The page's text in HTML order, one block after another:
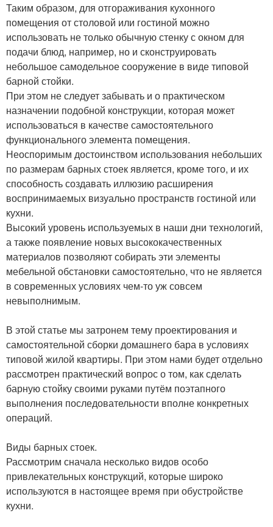
Таким образом, для отгораживания кухонного
помещения от столовой или гостиной можно
использовать не только обычную стенку с окном для
подачи блюд, например, но и сконструировать
небольшое самодельное сооружение в виде типовой
барной стойки.
При этом не следует забывать и о практическом
назначении подобной конструкции, которая может
использоваться в качестве самостоятельного
функционального элемента помещения.
Неоспоримым достоинством использования небольших
по размерам барных стоек является, кроме того, и их
способность создавать иллюзию расширения
воспринимаемых визуально пространств гостиной или
кухни.
Высокий уровень используемых в наши дни технологий,
а также появление новых высококачественных
материалов позволяют собирать эти элементы
мебельной обстановки самостоятельно, что не является
в современных условиях чем-то уж совсем
невыполнимым.
В этой статье мы затронем тему проектирования и
самостоятельной сборки домашнего бара в условиях
типовой жилой квартиры. При этом нами будет отдельно
рассмотрен практический вопрос о том, как сделать
барную стойку своими руками путём поэтапного
выполнения последовательности вполне конкретных
операций.
Виды барных стоек.
Рассмотрим сначала несколько видов особо
привлекательных конструкций, которые широко
используются в настоящее время при обустройстве
кухни.